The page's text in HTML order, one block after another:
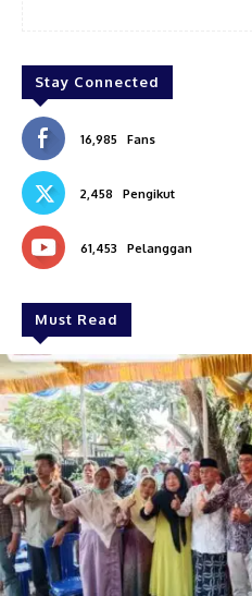
Stay Connected
16,985 Fans
2,458 Pengikut
61,453 Pelanggan
Must Read